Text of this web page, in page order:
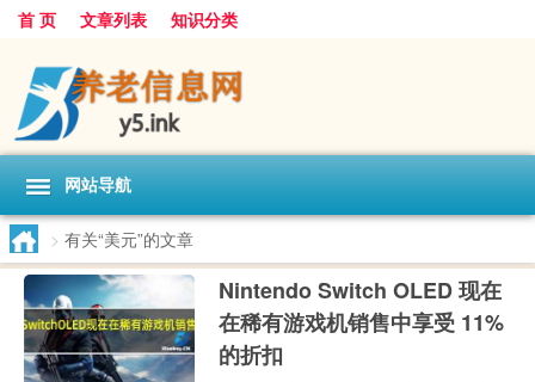
首 页 文章列表 知识分类
网站导航
> 有关“美元”的文章
Nintendo Switch OLED 现在
在稀有游戏机销售中享受 11%
的折扣